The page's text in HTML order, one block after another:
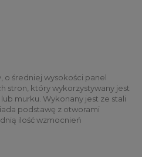
o średniej wysokości panel
stron, który wykorzystywany jest
murku. Wykonany jest ze stali
podstawę z otworami
ilość wzmocnień